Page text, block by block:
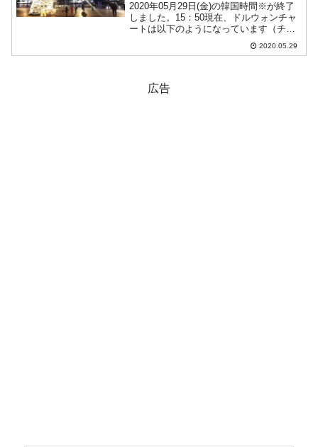
2020年05月29日(金)の韓国時間※が終了
しました。15：50現在、ドルウォンチャ
ートは以下のようになっています（チャ
ートは『Investing.com』より引用：以下
同）。上（ウォン安方向）へ行っては戻
2020.05.29
広告